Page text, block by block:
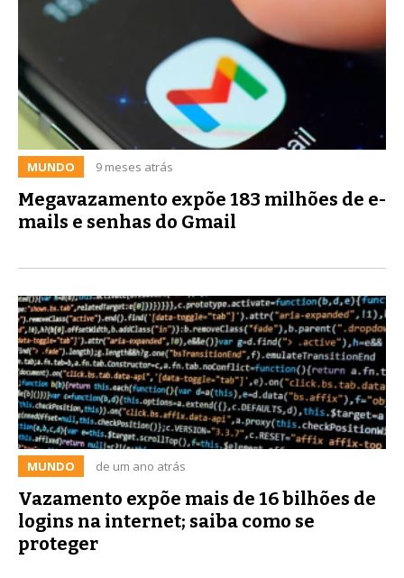
MUNDO 9 meses atrás
Megavazamento expõe 183 milhões de e-
mails e senhas do Gmail
MUNDO de um ano atrás
Vazamento expõe mais de 16 bilhões de
logins na internet; saiba como se
proteger